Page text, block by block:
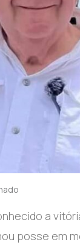
a
posse em